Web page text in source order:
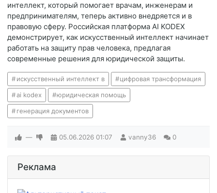
интеллект, который помогает врачам, инженерам и
предпринимателям, теперь активно внедряется и в
правовую сферу. Российская платформа AI KODEX
демонстрирует, как искусственный интеллект начинает
работать на защиту прав человека, предлагая
современные решения для юридической защиты.
искусственный интеллект в цифровая трансформация
ai kodex юридическая помощь
генерация документов
— 05.06.2026 01:07 vanny36 0
Реклама